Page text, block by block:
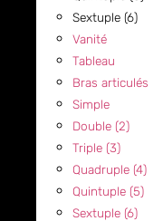
Sextuple (6)
Vanité
Tableau
Bras articulés
Simple
Double (2)
Triple (3)
Quadruple (4)
Quintuple (5)
Sextuple (6)